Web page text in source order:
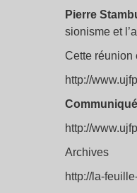
Pierre
sionisme et
Cette réunion
http://
http://
Archives
http://la-